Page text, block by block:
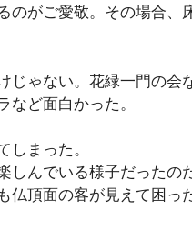
のがご愛敬。その場合、
じゃない。花緑一門の会
など面白かった。
しまった。
しんでいる様子だったの
仏頂面の客が見えて困っ